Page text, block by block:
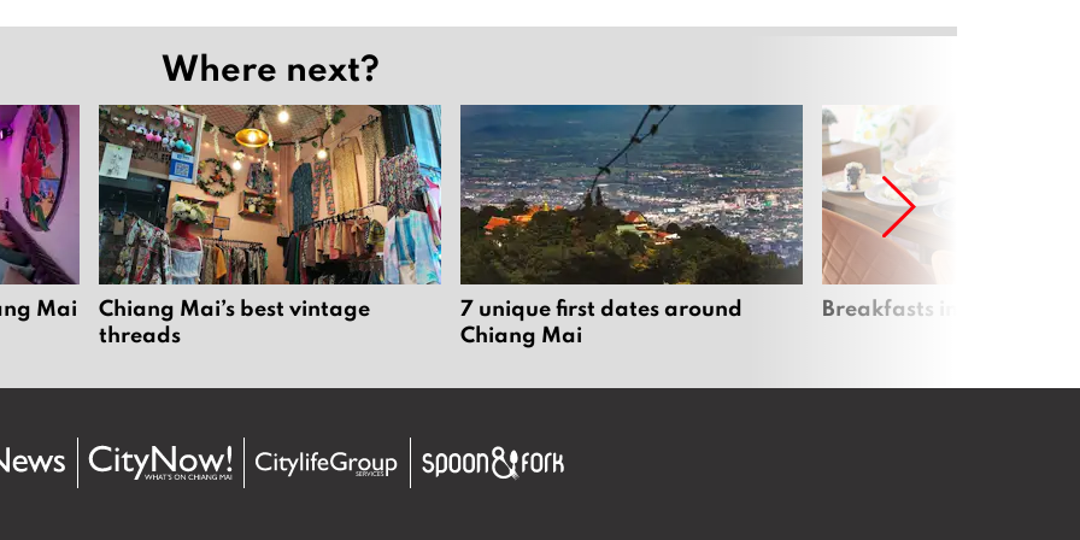
Where next?
Mai
Chiang Mai’s best vintage
threads
7 unique first dates around
Chiang Mai
Breakfasts in Chiang